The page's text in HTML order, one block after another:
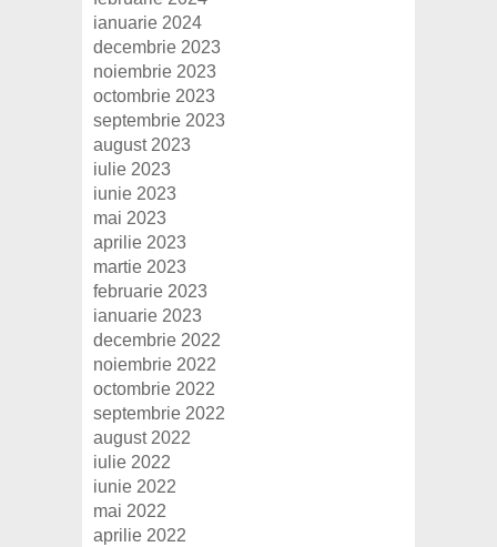
ianuarie 2024
decembrie 2023
noiembrie 2023
octombrie 2023
septembrie 2023
august 2023
iulie 2023
iunie 2023
mai 2023
aprilie 2023
martie 2023
februarie 2023
ianuarie 2023
decembrie 2022
noiembrie 2022
octombrie 2022
septembrie 2022
august 2022
iulie 2022
iunie 2022
mai 2022
aprilie 2022